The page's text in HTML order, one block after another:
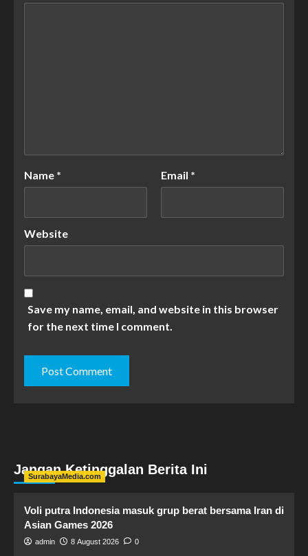
Name * Email *
Website
Save my name, email, and website in this browser
for the next time I comment.
Jangan Ketinggalan Berita Ini
SurabayaMedia.com
Voli putra Indonesia masuk grup berat bersama Iran di
Asian Games 2026
admin 8 August 2026 0